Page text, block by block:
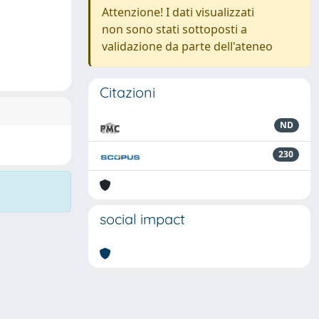
Attenzione! I dati visualizzati
non sono stati sottoposti a
validazione da parte dell'ateneo
Citazioni
ND
230
social impact